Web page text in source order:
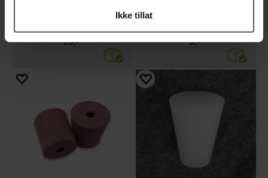
Ikke tillat
Gummipakning til gjærlås
19,-
Gummipakning til gjærlås
9,-